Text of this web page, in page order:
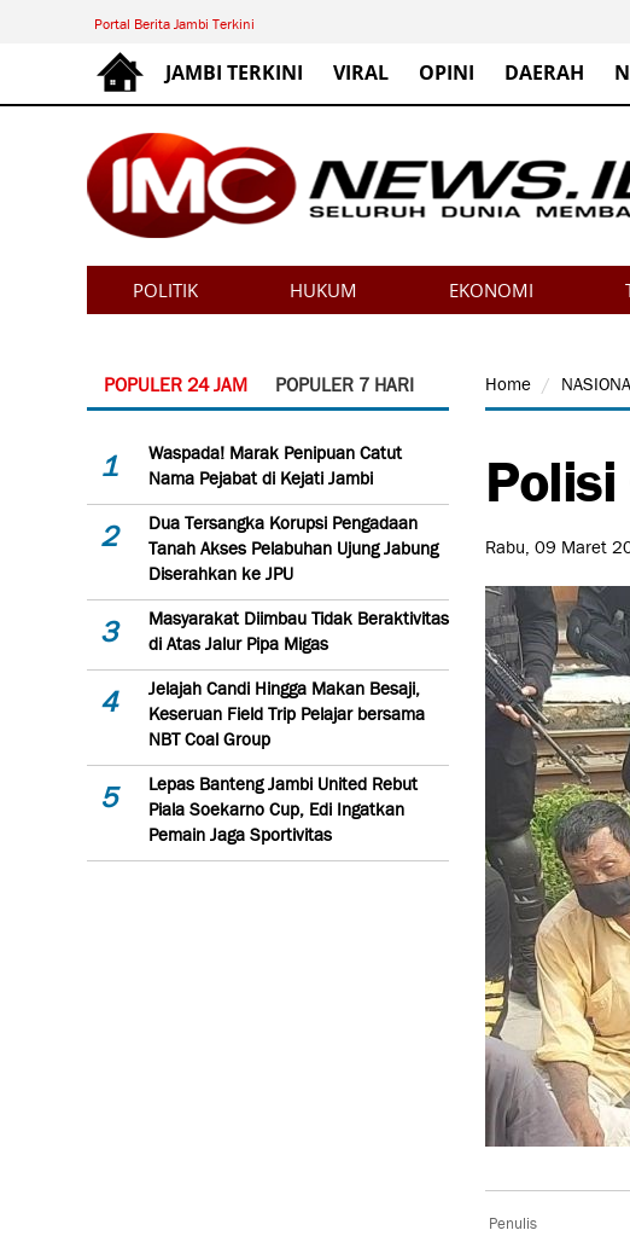
Portal Berita Jambi Terkini
JAMBI TERKINI VIRAL OPINI DAERAH
POLITIK HUKUM EKONOMI
POPULER 24 JAM POPULER 7 HARI
1
Waspada! Marak Penipuan Catut
Nama Pejabat di Kejati Jambi
2
Dua Tersangka Korupsi Pengadaan
Tanah Akses Pelabuhan Ujung Jabung
Diserahkan ke JPU
3
Masyarakat Diimbau Tidak Beraktivitas
di Atas Jalur Pipa Migas
4
Jelajah Candi Hingga Makan Besaji,
Keseruan Field Trip Pelajar bersama
NBT Coal Group
5
Lepas Banteng Jambi United Rebut
Piala Soekarno Cup, Edi Ingatkan
Pemain Jaga Sportivitas
Home
Rabu, 09 Maret
Penulis